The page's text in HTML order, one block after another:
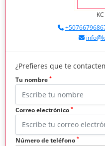
¿Prefieres que te
Tu nombre *
Correo electrónico *
Número de teléfono *